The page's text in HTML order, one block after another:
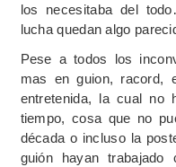
los necesitaba del
lucha quedan algo
Pese a todos los
mas en guion, racord,
entretenida, la cual no
tiempo, cosa que no
década o incluso la
guión hayan